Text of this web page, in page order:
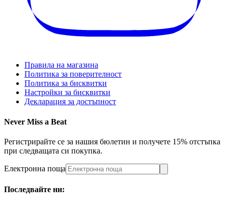
Правила на магазина
Политика за поверителност
Политика за бисквитки
Настройки за бисквитки
Декларация за достъпност
Never Miss a Beat
Регистрирайте се за нашия бюлетин и получете 15% отстъпка
при следващата си покупка.
Електронна поща
Последвайте ни: